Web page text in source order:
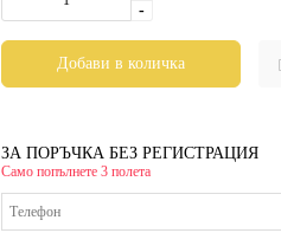
-
ЗА ПОРЪЧКА БЕЗ РЕГИСТРАЦИЯ
Само попълнете 3 полета